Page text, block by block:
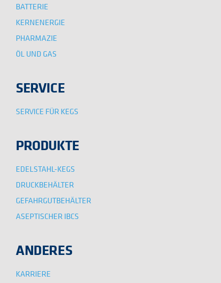
BATTERIE
KERNENERGIE
PHARMAZIE
ÖL UND GAS
SERVICE
SERVICE FÜR KEGS
PRODUKTE
EDELSTAHL-KEGS
DRUCKBEHÄLTER
GEFAHRGUTBEHÄLTER
ASEPTISCHER IBCS
ANDERES
KARRIERE